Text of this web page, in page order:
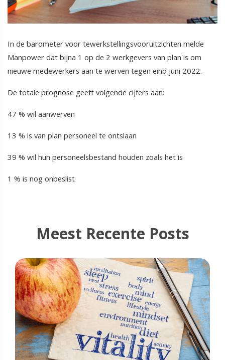
In de barometer voor tewerkstellingsvooruitzichten melde
Manpower dat bijna 1 op de 2 werkgevers van plan is om
nieuwe medewerkers aan te werven tegen eind juni 2022.
De totale prognose geeft volgende cijfers aan:
47 % wil aanwerven
13 % is van plan personeel te ontslaan
39 % wil hun personeelsbestand houden zoals het is
1 % is nog onbeslist
Meest Recente Posts